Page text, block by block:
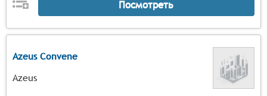
Посмотреть
Azeus Convene
Azeus